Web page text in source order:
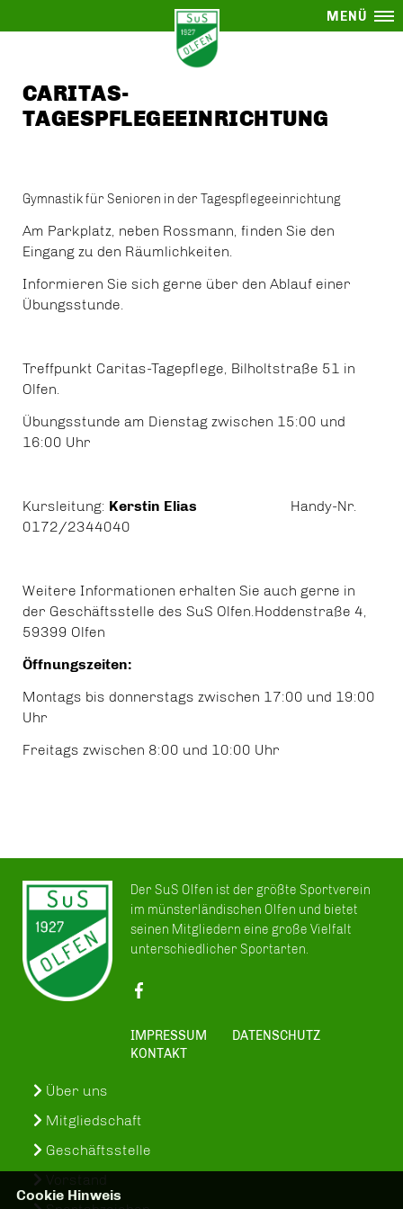
MENÜ
CARITAS-
TAGESPFLEGEEINRICHTUNG
Gymnastik für Senioren in der Tagespflegeeinrichtung
Am Parkplatz, neben Rossmann, finden Sie den
Eingang zu den Räumlichkeiten.
Informieren Sie sich gerne über den Ablauf einer
Übungsstunde.
Treffpunkt Caritas-Tagepflege, Bilholtstraße 51 in
Olfen.
Übungsstunde am Dienstag zwischen 15:00 und
16:00 Uhr
Kursleitung: Kerstin Elias Handy-Nr.
0172/2344040
Weitere Informationen erhalten Sie auch gerne in
der Geschäftsstelle des SuS Olfen.Hoddenstraße 4,
59399 Olfen
Öffnungszeiten:
Montags bis donnerstags zwischen 17:00 und 19:00
Uhr
Freitags zwischen 8:00 und 10:00 Uhr
Der SuS Olfen ist der größte Sportverein
im münsterländischen Olfen und bietet
seinen Mitgliedern eine große Vielfalt
unterschiedlicher Sportarten.
IMPRESSUM
DATENSCHUTZ
KONTAKT
Über uns
Mitgliedschaft
Geschäftsstelle
Vorstand
Cookie Hinweis